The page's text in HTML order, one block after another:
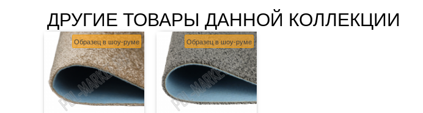
ДРУГИЕ ТОВАРЫ ДАННОЙ КОЛЛЕКЦИИ
Образец в шоу-руме Образец в шоу-руме